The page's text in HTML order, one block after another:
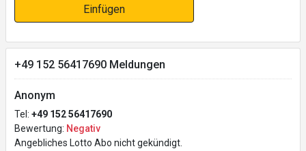
Einfügen
+49 152 56417690 Meldungen
Anonym
Tel: +49 152 56417690
Bewertung: Negativ
Angebliches Lotto Abo nicht gekündigt.